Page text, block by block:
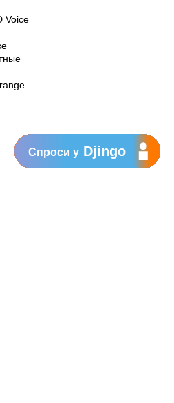
Voice
Спроси у Djingo